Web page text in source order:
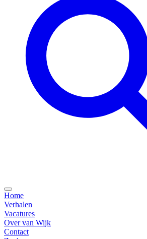
Home
Verhalen
Vacatures
Over van Wijk
Contact